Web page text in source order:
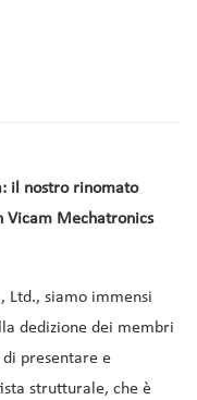
il nostro rinomato
Vicam Mechatronics
Ltd., siamo immensi
dedizione dei membri
presentare e
strutturale, che è